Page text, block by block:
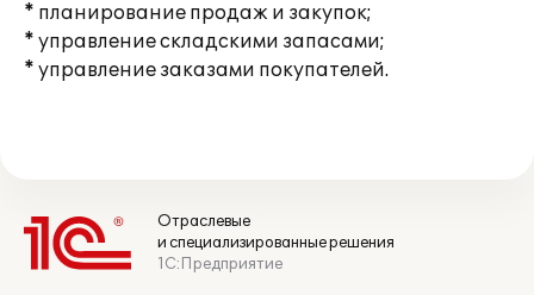
* планирование продаж и закупок;
* управление складскими запасами;
* управление заказами покупателей.
Отраслевые
и специализированные решения
1С:Предприятие